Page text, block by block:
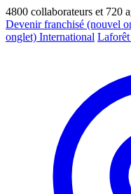
4800 collaborateurs et 720
Devenir franchisé (nouvel
onglet) International